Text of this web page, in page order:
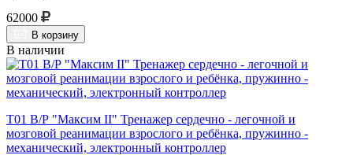
62000
В корзину
В наличии
Т01 В/Р "Максим II" Тренажер сердечно - легочной и
мозговой реанимации взрослого и ребёнка, пружинно -
механический, электронный контроллер